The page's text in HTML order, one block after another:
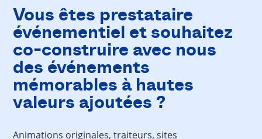
Vous êtes prestataire
événementiel et souhaitez
co-construire avec nous
des événements
mémorables à hautes
valeurs ajoutées ?
Animations originales, traiteurs, sites